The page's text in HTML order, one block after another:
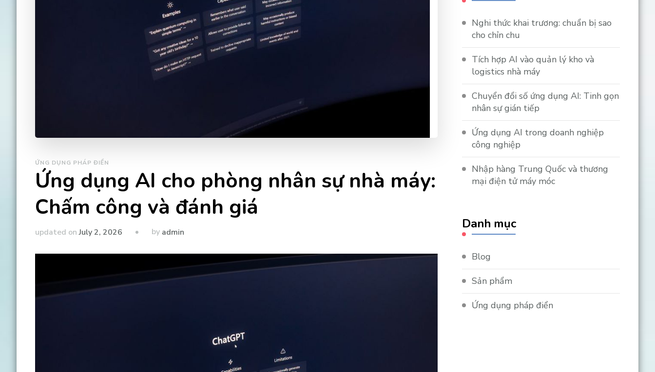
ỨNG DỤNG PHÁP ĐIỂN
Ứng dụng AI cho phòng nhân sự nhà máy:
Chấm công và đánh giá
updated onJuly 2, 2026 by admin
Nghi thức khai trương: chuẩn bị sao
cho chỉn chu
Tích hợp AI vào quản lý kho và
logistics nhà máy
Chuyển đổi số ứng dụng AI: Tinh gọn
nhân sự gián tiếp
Ứng dụng AI trong doanh nghiệp
công nghiệp
Nhập hàng Trung Quốc và thương
mại điện tử máy móc
Danh mục
Blog
Sản phẩm
Ứng dụng pháp điển